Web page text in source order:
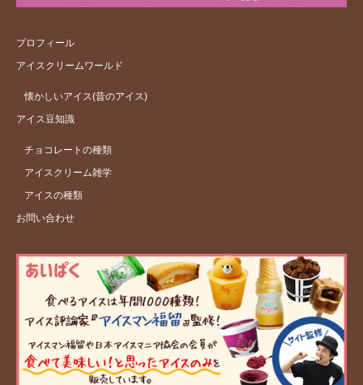
プロフィール
アイスクリームワールド
懐かしいアイス(昔のアイス)
アイス豆知識
チョコレートの種類
アイスクリーム雑学
アイスの種類
お問い合わせ